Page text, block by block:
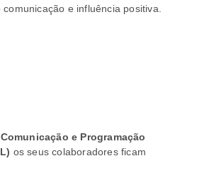
e influência positiva.
e Programação
os seus colaboradores ficam